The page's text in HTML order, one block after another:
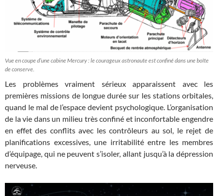
Vue en coupe d’une cabine Mercury : le courageux astronaute est confiné dans une boîte
de conserve.
Les problèmes vraiment sérieux apparaissent avec les
premières missions de longue durée sur les stations orbitales,
quand le mal de l’espace devient psychologique. L’organisation
de la vie dans un milieu très confiné et inconfortable engendre
en effet des conflits avec les contrôleurs au sol, le rejet de
planifications excessives, une irritabilité entre les membres
d’équipage, qui ne peuvent s’isoler, allant jusqu’à la dépression
nerveuse.